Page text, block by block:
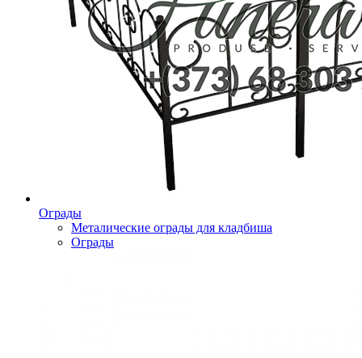
Ограды
Металические ограды для кладбиша
Ограды